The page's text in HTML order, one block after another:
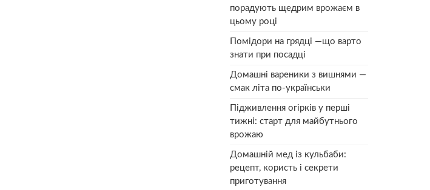
порадують щедрим врожаєм в
цьому році
Помідори на грядці —що варто
знати при посадці
Домашні вареники з вишнями —
смак літа по-українськи
Підживлення огірків у перші
тижні: старт для майбутнього
врожаю
Домашній мед із кульбаби:
рецепт, користь і секрети
приготування